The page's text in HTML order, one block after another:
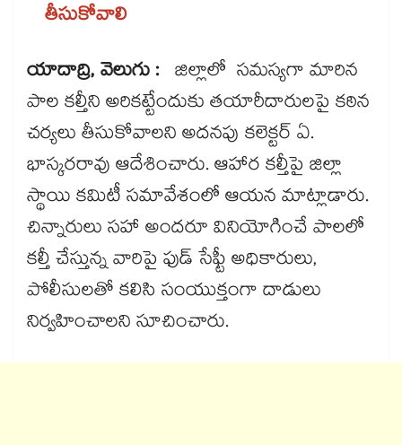
తీసుకోవాలి
యాదాద్రి, వెలుగు : జిల్లాలో సమస్యగా మారిన
పాల కల్తీని అరికట్టేందుకు తయారీదారులపై కఠిన
చర్యలు తీసుకోవాలని అదనపు కలెక్టర్ ఏ.
భాస్కరరావు ఆదేశించారు. ఆహార కల్తీపై జిల్లా
స్థాయి కమిటీ సమావేశంలో ఆయన మాట్లాడారు.
చిన్నారులు సహా అందరూ వినియోగించే పాలలో
కల్తీ చేస్తున్న వారిపై ఫుడ్ సేఫ్టీ అధికారులు,
పోలీసులతో కలిసి సంయుక్తంగా దాడులు
నిర్వహించాలని సూచించారు.